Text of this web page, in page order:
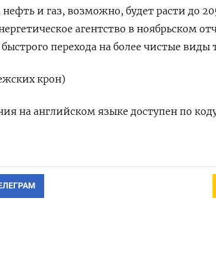
и газ, возможно, будет расти до
агентство в ноябрьском
перехода на более чистые виды
крон)
на английском языке доступен по